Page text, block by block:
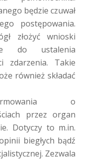
będzie czuwał
postępowania.
złożyć wnioski
do ustalenia
zdarzenia. Takie
również składać
o
przez organ
Dotyczy to m.in.
biegłych bądź
Zezwala